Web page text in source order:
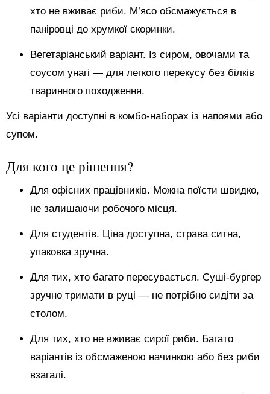
хто не вживає риби. М’ясо обсмажується в
паніровці до хрумкої скоринки.
Вегетаріанський варіант. Із сиром, овочами та
соусом унагі — для легкого перекусу без білків
тваринного походження.
Усі варіанти доступні в комбо-наборах із напоями або
супом.
Для кого це рішення?
Для офісних працівників. Можна поїсти швидко,
не залишаючи робочого місця.
Для студентів. Ціна доступна, страва ситна,
упаковка зручна.
Для тих, хто багато пересувається. Суші-бургер
зручно тримати в руці — не потрібно сидіти за
столом.
Для тих, хто не вживає сирої риби. Багато
варіантів із обсмаженою начинкою або без риби
взагалі.